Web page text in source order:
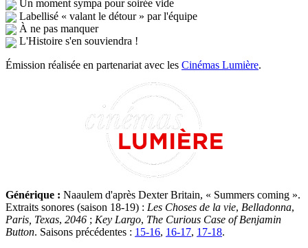
Un moment sympa pour soirée vide
Labellisé « valant le détour » par l'équipe
À ne pas manquer
L'Histoire s'en souviendra !
Émission réalisée en partenariat avec les Cinémas Lumière.
Générique : Naaulem d'après Dexter Britain, « Summers coming ».
Extraits sonores (saison 18-19) : Les Choses de la vie, Belladonna,
Paris, Texas, 2046 ; Key Largo, The Curious Case of Benjamin
Button. Saisons précédentes : 15-16, 16-17, 17-18.